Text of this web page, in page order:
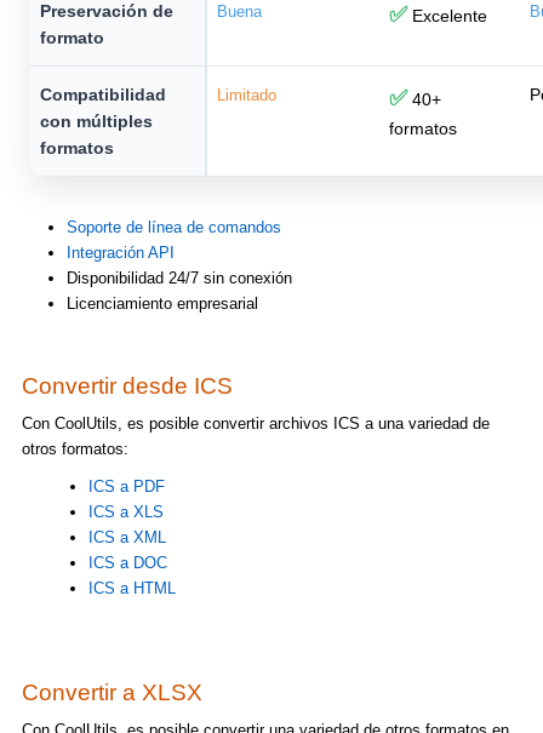
Preservación de
formato
Buena ✅Excelente
Compatibilidad
con múltiples
formatos
Limitado ✅40+
formatos
Soporte de línea de comandos
Integración API
Disponibilidad 24/7 sin conexión
Licenciamiento empresarial
Convertir desde ICS
Con CoolUtils, es posible convertir archivos ICS a una variedad de
otros formatos:
ICS a PDF
ICS a XLS
ICS a XML
ICS a DOC
ICS a HTML
Convertir a XLSX